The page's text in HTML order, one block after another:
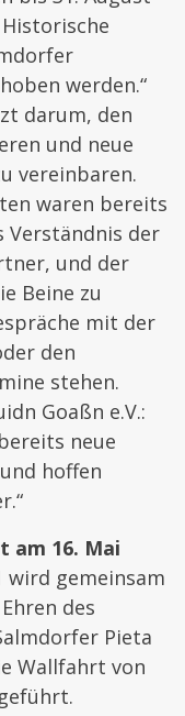
werden.“
darum, den
und neue
vereinbaren.
waren bereits
Verständnis der
und der
Beine zu
mit der
den
stehen.
Goaßn e.V.:
neue
hoffen
am 16. Mai
wird gemeinsam
des
Pieta
Wallfahrt von